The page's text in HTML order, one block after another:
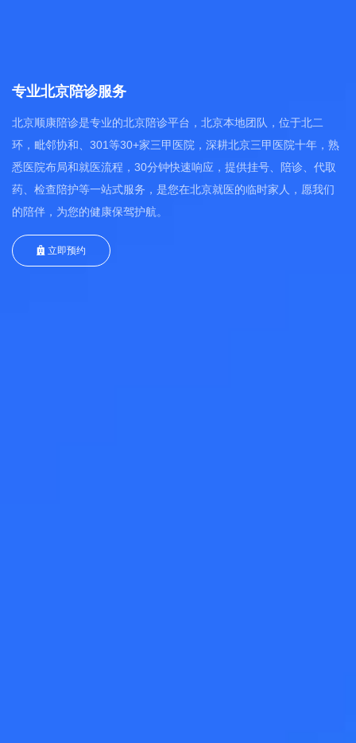
专业北京陪诊服务
北京顺康陪诊是专业的北京陪诊平台，北京本地团队，位于北二
环，毗邻协和、301等30+家三甲医院，深耕北京三甲医院十年，熟
悉医院布局和就医流程，30分钟快速响应，提供挂号、陪诊、代取
药、检查陪护等一站式服务，是您在北京就医的临时家人，愿我们
的陪伴，为您的健康保驾护航。
立即预约